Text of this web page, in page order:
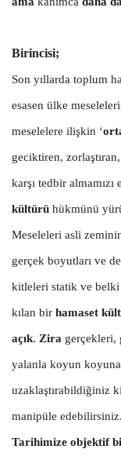
Birincisi;
Son yıllarda toplum
esasen ülke
meselelere ilişkin ‘
geciktiren,
karşı tedbir almamızı
kültürü hükmünü
Meseleleri asli
gerçek boyutları ve
kitleleri statik ve belki
kılan bir hamaset
açık. Zira gerçekleri,
yalanla koyun
uzaklaştırabildiğiniz
manipüle edebilirsiniz.
Tarihimize objektif